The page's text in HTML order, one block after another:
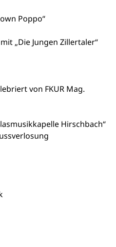
Poppo“
„Die Jungen Zillertaler“
von FKUR Mag.
Hirschbach“